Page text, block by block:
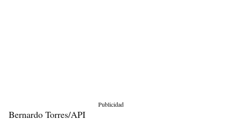
Publicidad
Bernardo Torres/API